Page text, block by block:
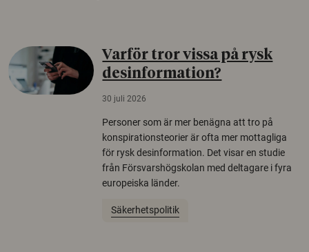
Varför tror vissa på rysk
desinformation?
30 juli 2026
Personer som är mer benägna att tro på
konspirationsteorier är ofta mer mottagliga
för rysk desinformation. Det visar en studie
från Försvarshögskolan med deltagare i fyra
europeiska länder.
Säkerhetspolitik